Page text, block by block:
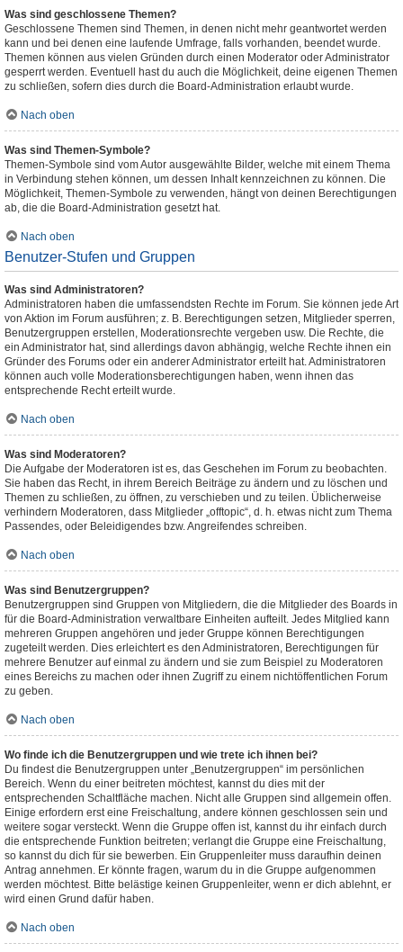
Was sind geschlossene Themen?
Geschlossene Themen sind Themen, in denen nicht mehr geantwortet werden
kann und bei denen eine laufende Umfrage, falls vorhanden, beendet wurde.
Themen können aus vielen Gründen durch einen Moderator oder Administrator
gesperrt werden. Eventuell hast du auch die Möglichkeit, deine eigenen Themen
zu schließen, sofern dies durch die Board-Administration erlaubt wurde.
Nach oben
Was sind Themen-Symbole?
Themen-Symbole sind vom Autor ausgewählte Bilder, welche mit einem Thema
in Verbindung stehen können, um dessen Inhalt kennzeichnen zu können. Die
Möglichkeit, Themen-Symbole zu verwenden, hängt von deinen Berechtigungen
ab, die die Board-Administration gesetzt hat.
Nach oben
Benutzer-Stufen und Gruppen
Was sind Administratoren?
Administratoren haben die umfassendsten Rechte im Forum. Sie können jede Art
von Aktion im Forum ausführen; z. B. Berechtigungen setzen, Mitglieder sperren,
Benutzergruppen erstellen, Moderationsrechte vergeben usw. Die Rechte, die
ein Administrator hat, sind allerdings davon abhängig, welche Rechte ihnen ein
Gründer des Forums oder ein anderer Administrator erteilt hat. Administratoren
können auch volle Moderationsberechtigungen haben, wenn ihnen das
entsprechende Recht erteilt wurde.
Nach oben
Was sind Moderatoren?
Die Aufgabe der Moderatoren ist es, das Geschehen im Forum zu beobachten.
Sie haben das Recht, in ihrem Bereich Beiträge zu ändern und zu löschen und
Themen zu schließen, zu öffnen, zu verschieben und zu teilen. Üblicherweise
verhindern Moderatoren, dass Mitglieder „offtopic“, d. h. etwas nicht zum Thema
Passendes, oder Beleidigendes bzw. Angreifendes schreiben.
Nach oben
Was sind Benutzergruppen?
Benutzergruppen sind Gruppen von Mitgliedern, die die Mitglieder des Boards in
für die Board-Administration verwaltbare Einheiten aufteilt. Jedes Mitglied kann
mehreren Gruppen angehören und jeder Gruppe können Berechtigungen
zugeteilt werden. Dies erleichtert es den Administratoren, Berechtigungen für
mehrere Benutzer auf einmal zu ändern und sie zum Beispiel zu Moderatoren
eines Bereichs zu machen oder ihnen Zugriff zu einem nichtöffentlichen Forum
zu geben.
Nach oben
Wo finde ich die Benutzergruppen und wie trete ich ihnen bei?
Du findest die Benutzergruppen unter „Benutzergruppen“ im persönlichen
Bereich. Wenn du einer beitreten möchtest, kannst du dies mit der
entsprechenden Schaltfläche machen. Nicht alle Gruppen sind allgemein offen.
Einige erfordern erst eine Freischaltung, andere können geschlossen sein und
weitere sogar versteckt. Wenn die Gruppe offen ist, kannst du ihr einfach durch
die entsprechende Funktion beitreten; verlangt die Gruppe eine Freischaltung,
so kannst du dich für sie bewerben. Ein Gruppenleiter muss daraufhin deinen
Antrag annehmen. Er könnte fragen, warum du in die Gruppe aufgenommen
werden möchtest. Bitte belästige keinen Gruppenleiter, wenn er dich ablehnt, er
wird einen Grund dafür haben.
Nach oben